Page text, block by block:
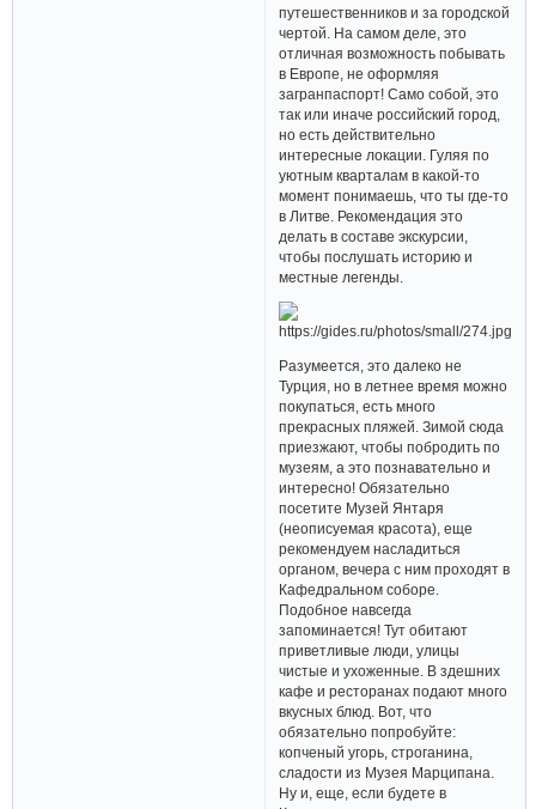
путешественников и за городской
чертой. На самом деле, это
отличная возможность побывать
в Европе, не оформляя
загранпаспорт! Само собой, это
так или иначе российский город,
но есть действительно
интересные локации. Гуляя по
уютным кварталам в какой-то
момент понимаешь, что ты где-то
в Литве. Рекомендация это
делать в составе экскурсии,
чтобы послушать историю и
местные легенды.
Разумеется, это далеко не
Турция, но в летнее время можно
покупаться, есть много
прекрасных пляжей. Зимой сюда
приезжают, чтобы побродить по
музеям, а это познавательно и
интересно! Обязательно
посетите Музей Янтаря
(неописуемая красота), еще
рекомендуем насладиться
органом, вечера с ним проходят в
Кафедральном соборе.
Подобное навсегда
запоминается! Тут обитают
приветливые люди, улицы
чистые и ухоженные. В здешних
кафе и ресторанах подают много
вкусных блюд. Вот, что
обязательно попробуйте:
копченый угорь, строганина,
сладости из Музея Марципана.
Ну и, еще, если будете в